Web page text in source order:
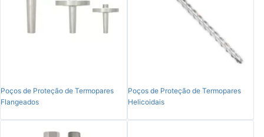
Poços de Proteção de Termopares
Flangeados
Poços de Proteção de Termopares
Helicoidais